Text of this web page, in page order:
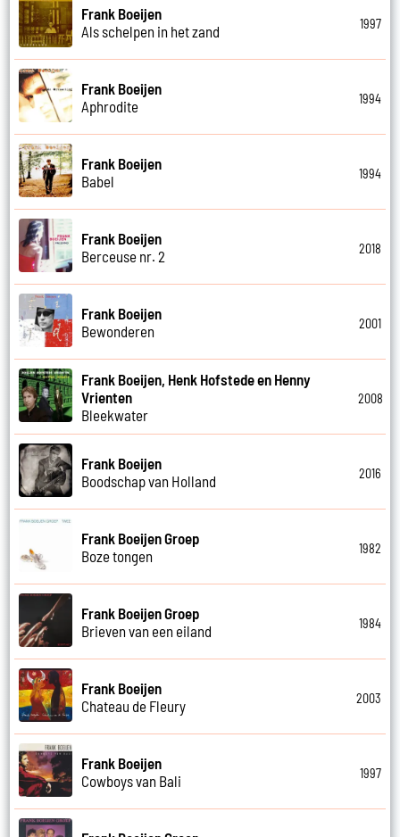
Frank Boeijen
Als schelpen in het zand
1997
Frank Boeijen
Aphrodite
1994
Frank Boeijen
Babel
1994
Frank Boeijen
Berceuse nr. 2
2018
Frank Boeijen
Bewonderen
2001
Frank Boeijen, Henk Hofstede en Henny
Vrienten
Bleekwater
2008
Frank Boeijen
Boodschap van Holland
2016
Frank Boeijen Groep
Boze tongen
1982
Frank Boeijen Groep
Brieven van een eiland
1984
Frank Boeijen
Chateau de Fleury
2003
Frank Boeijen
Cowboys van Bali
1997